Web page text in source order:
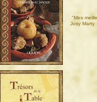
"Mes
Josy Marty